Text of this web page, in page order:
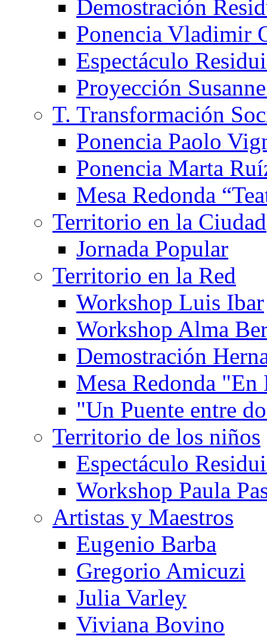
Demostración
Ponencia Vladimir
Espectáculo
Proyección
T. Transformación
Ponencia Paolo
Ponencia Marta
Mesa Redonda
Territorio en la Ciudad
Jornada Popular
Territorio en la Red
Workshop Luis Ibar
Workshop Alma
Demostración
Mesa Redonda
"Un Puente entre
Territorio de los niños
Espectáculo
Workshop Paula
Artistas y Maestros
Eugenio Barba
Gregorio Amicuzi
Julia Varley
Viviana Bovino